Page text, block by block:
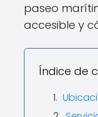
paseo
accesible y
Índice de